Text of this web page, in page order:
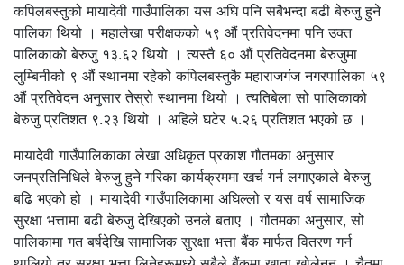
कपिलबस्तुको मायादेवी गाउँपालिका यस अघि पनि सबैभन्दा बढी बेरुजु हुने
पालिका थियो । महालेखा परीक्षकको ५९ औं प्रतिवेदनमा पनि उक्त
पालिकाको बेरुजु १३.६२ थियो । त्यस्तै ६० औं प्रतिवेदनमा बेरुजुमा
लुम्बिनीको ९ औं स्थानमा रहेको कपिलबस्तुकै महाराजगंज नगरपालिका ५९
औं प्रतिवेदन अनुसार तेस्रो स्थानमा थियो । त्यतिबेला सो पालिकाको
बेरुजु प्रतिशत ९.२३ थियो । अहिले घटेर ५.२६ प्रतिशत भएको छ ।
मायादेवी गाउँपालिकाका लेखा अधिकृत प्रकाश गौतमका अनुसार
जनप्रतिनिधिले बेरुजु हुने गरिका कार्यक्रममा खर्च गर्न लगाएकाले बेरुजु
बढि भएको हो । मायादेवी गाउँपालिकामा अघिल्लो र यस वर्ष सामाजिक
सुरक्षा भत्तामा बढी बेरुजु देखिएको उनले बताए । गौतमका अनुसार, सो
पालिकामा गत बर्षदेखि सामाजिक सुरक्षा भत्ता बैंक मार्फत वितरण गर्न